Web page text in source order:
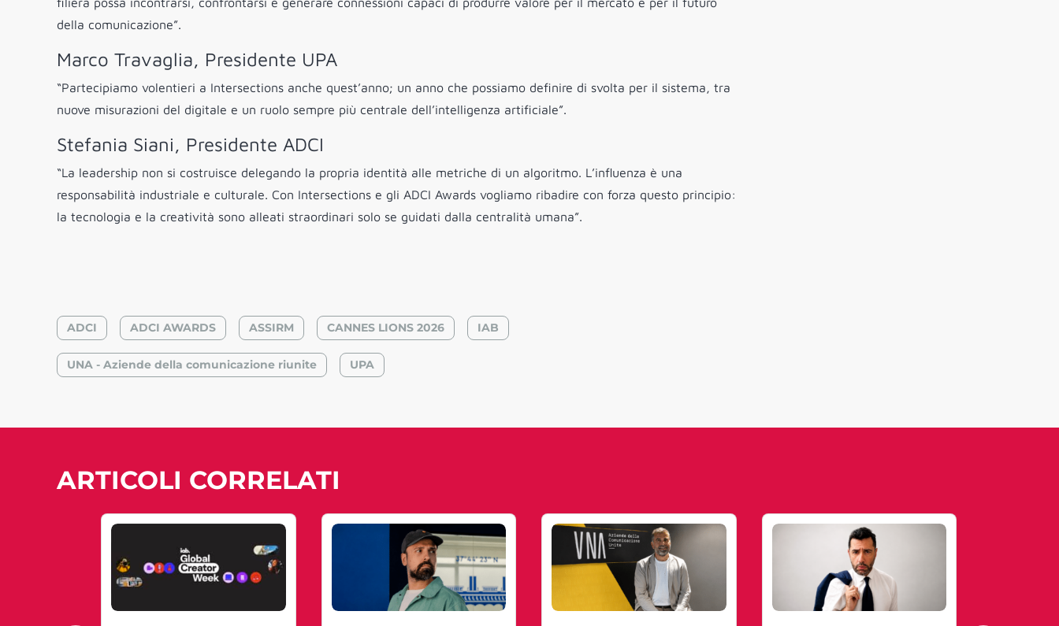
della comunicazione”.
Marco Travaglia, Presidente UPA
“Partecipiamo volentieri a Intersections anche quest’anno; un anno che possiamo definire di svolta per il sistema, tra
nuove misurazioni del digitale e un ruolo sempre più centrale dell’intelligenza artificiale”.
Stefania Siani, Presidente ADCI
“La leadership non si costruisce delegando la propria identità alle metriche di un algoritmo. L’influenza è una
responsabilità industriale e culturale. Con Intersections e gli ADCI Awards vogliamo ribadire con forza questo principio:
la tecnologia e la creatività sono alleati straordinari solo se guidati dalla centralità umana”.
ADCI ADCI AWARDS ASSIRM CANNES LIONS 2026 IAB
UNA - Aziende della comunicazione riunite UPA
ARTICOLI CORRELATI